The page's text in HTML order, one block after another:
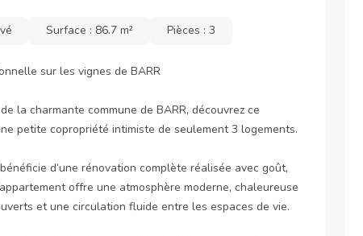
Surface : 86.7 m² Pièces : 3
sur les vignes de BARR
la charmante commune de BARR, découvrez ce
petite copropriété intimiste de seulement 3 logements.
d’une rénovation complète réalisée avec goût,
offre une atmosphère moderne, chaleureuse
et une circulation fluide entre les espaces de vie.